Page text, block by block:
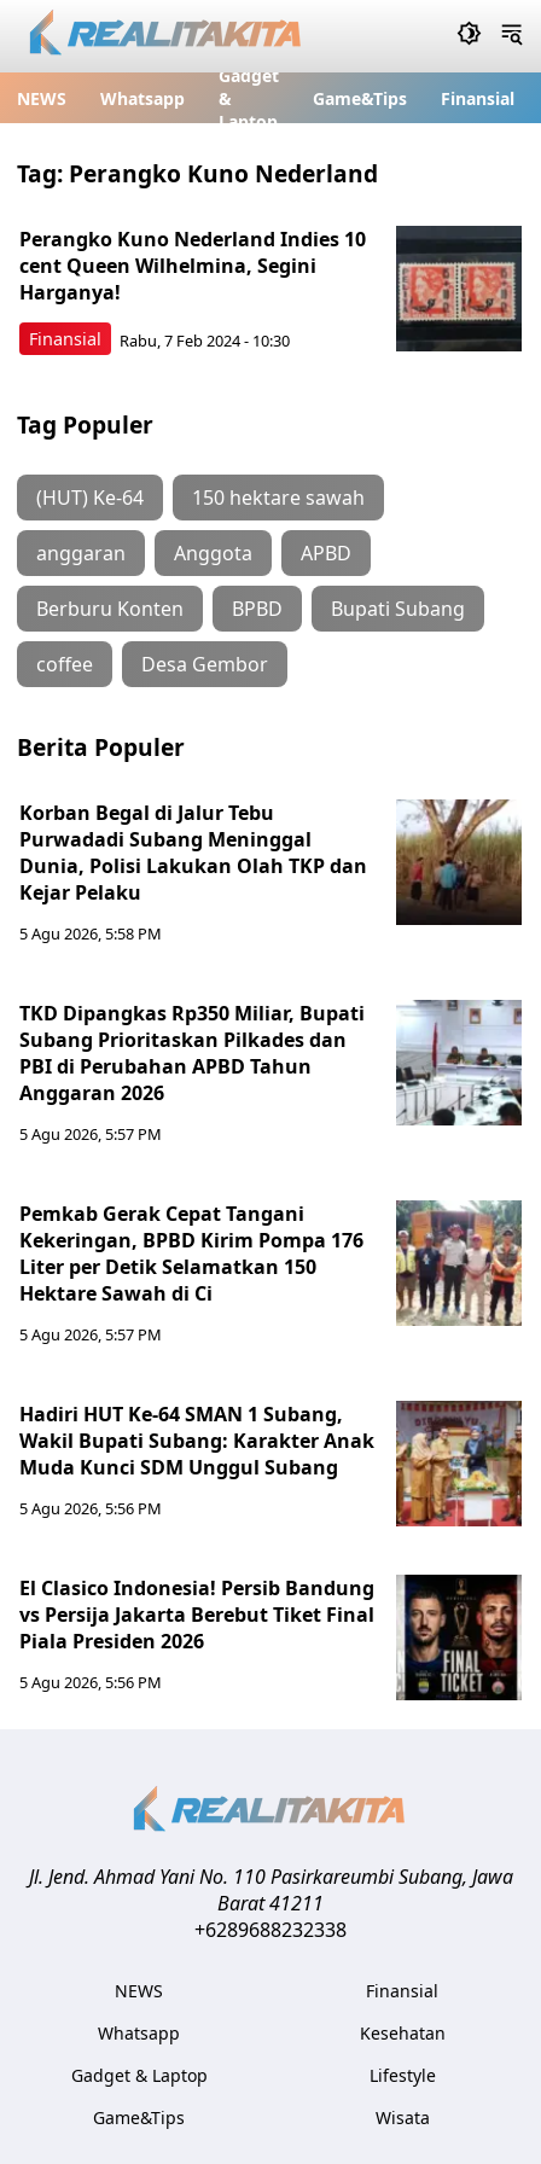
NEWS Whatsapp
Gadget
&
Laptop
Game&Tips Finansial
Tag: Perangko Kuno Nederland
Finansial
Perangko Kuno Nederland Indies 10
cent Queen Wilhelmina, Segini
Harganya!
Rabu, 7 Feb 2024 - 10:30
Tag Populer
(HUT) Ke-64 150 hektare sawah
anggaran Anggota APBD
Berburu Konten BPBD Bupati Subang
coffee Desa Gembor
Berita Populer
Korban Begal di Jalur Tebu
Purwadadi Subang Meninggal
Dunia, Polisi Lakukan Olah TKP dan
Kejar Pelaku
5 Agu 2026, 5:58 PM
TKD Dipangkas Rp350 Miliar, Bupati
Subang Prioritaskan Pilkades dan
PBI di Perubahan APBD Tahun
Anggaran 2026
5 Agu 2026, 5:57 PM
Pemkab Gerak Cepat Tangani
Kekeringan, BPBD Kirim Pompa 176
Liter per Detik Selamatkan 150
Hektare Sawah di Ci
5 Agu 2026, 5:57 PM
Hadiri HUT Ke-64 SMAN 1 Subang,
Wakil Bupati Subang: Karakter Anak
Muda Kunci SDM Unggul Subang
5 Agu 2026, 5:56 PM
El Clasico Indonesia! Persib Bandung
vs Persija Jakarta Berebut Tiket Final
Piala Presiden 2026
5 Agu 2026, 5:56 PM
Jl. Jend. Ahmad Yani No. 110 Pasirkareumbi Subang, Jawa
Barat41211
+6289688232338
NEWS
Whatsapp
Gadget & Laptop
Game&Tips
Finansial
Kesehatan
Lifestyle
Wisata